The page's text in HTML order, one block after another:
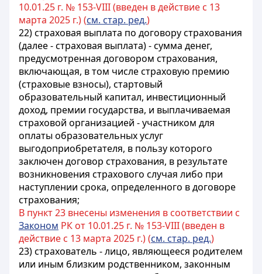
10.01.25 г. № 153-VIII (введен в действие с 13
марта 2025 г.) (см. стар. ред.)
22) страховая выплата по договору страхования
(далее - страховая выплата) - сумма денег,
предусмотренная договором страхования,
включающая, в том числе страховую премию
(страховые взносы), стартовый
образовательный капитал, инвестиционный
доход, премии государства, и выплачиваемая
страховой организацией - участником для
оплаты образовательных услуг
выгодоприобретателя, в пользу которого
заключен договор страхования, в результате
возникновения страхового случая либо при
наступлении срока, определенного в договоре
страхования;
В пункт 23 внесены изменения в соответствии с
Законом РК от 10.01.25 г. № 153-VIII (введен в
действие с 13 марта 2025 г.) (см. стар. ред.)
23) страхователь - лицо, являющееся родителем
или иным близким родственником, законным